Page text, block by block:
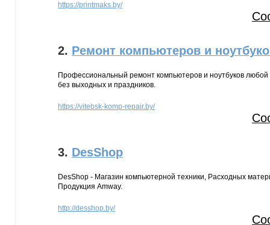
https://printmaks.by/
2. Ремонт компьютеров и
Профессиональный ремонт компьютеров и ноутбуков
без выходных и праздников.
https://vitebsk-komp-repair.by/
3. DesShop
DesShop - Магазин компьютерной техники, Расходных
Продукция Amway.
http://desshop.by/